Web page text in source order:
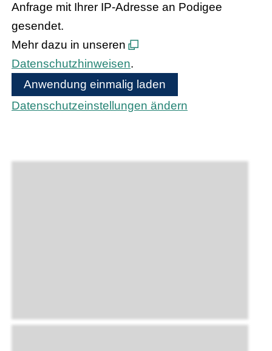
Anfrage mit Ihrer IP-Adresse an Podigee
gesendet.
Mehr dazu in unseren
Datenschutzhinweisen.
Anwendung einmalig laden
Datenschutzeinstellungen ändern